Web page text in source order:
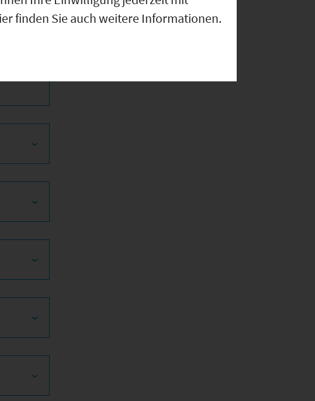
finden Sie auch weitere Informationen.